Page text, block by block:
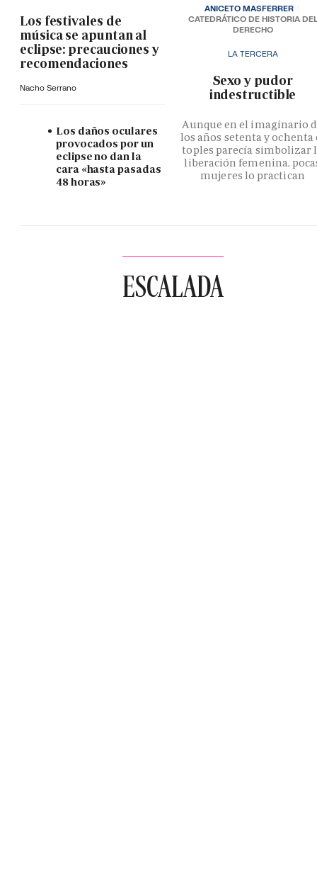
Los festivales de
música se apuntan al
eclipse: precauciones y
recomendaciones
Nacho Serrano
Los daños oculares
provocados por un
eclipse no dan la
cara «hasta pasadas
48 horas»
LA TERCERA
­Sexo y pudor
indestructible
Aunque en el imaginario
los años setenta y ochenta
toples parecía simbolizar
liberación femenina,
mujeres lo practican
ANICETO MASFERRER
CATEDRÁTICO DE HISTORIA DEL
DERECHO
ESCALADA